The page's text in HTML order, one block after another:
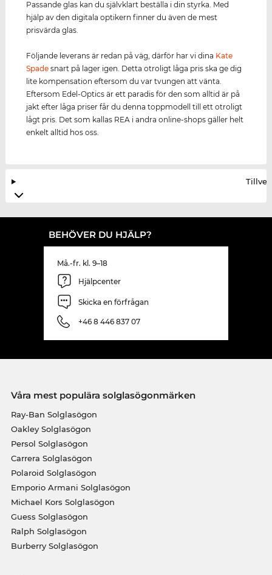
Passande glas kan du självklart beställa i din styrka. Med
hjälp av den digitala optikern finner du även de mest
prisvärda glas.
Följande leverans är redan på väg, därför har vi dina Kate
Spade snart på lager igen. Detta otroligt låga pris ska ge dig
lite kompensation eftersom du var tvungen att vänta.
Eftersom Edel-Optics är ett paradis för den som alltid är på
jakt efter låga priser får du denna toppmodell till ett otroligt
lågt pris. Det som kallas REA i andra online-shops gäller helt
enkelt alltid hos oss.
BEHÖVER DU HJÄLP?
Må.-fr. kl. 9–18
Hjälpcenter
Skicka en förfrågan
+46 8 446 837 07
Våra mest populära solglasögonmärken
Ray-Ban Solglasögon
Oakley Solglasögon
Persol Solglasögon
Carrera Solglasögon
Polaroid Solglasögon
Emporio Armani Solglasögon
Michael Kors Solglasögon
Guess Solglasögon
Ralph Solglasögon
Burberry Solglasögon